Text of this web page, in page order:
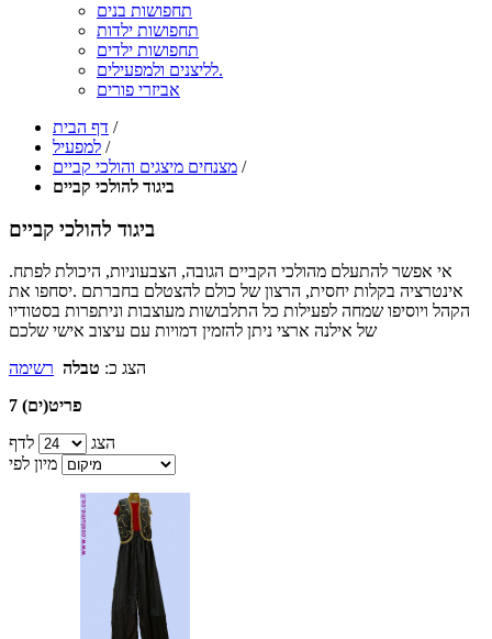
תחפושות בנים
תחפושות ילדות
תחפושות ילדים
לליצנים ולמפעילים.
אביזרי פורים
דף הבית /
למפעיל /
מצנחים מיצגים והולכי קביים /
ביגוד להולכי קביים
ביגוד להולכי קביים
.אי אפשר להתעלם מהולכי הקביים הגובה, הצבעוניות, היכולת לפתח
אינטרציה בקלות יחסית, הרצון של כולם להצטלם בחברתם .יסחפו את
הקהל ויוסיפו שמחה לפעילות כל התלבושות מעוצבות וניתפרות בסטודיו
של אילנה ארצי ניתן להזמין דמויות עם עיצוב אישי שלכם
הצג כ: טבלה רשימה
7 פריט(ים)
הצג
לדף
מיון לפי